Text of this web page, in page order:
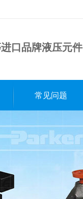
口品牌液压元件
常见问题